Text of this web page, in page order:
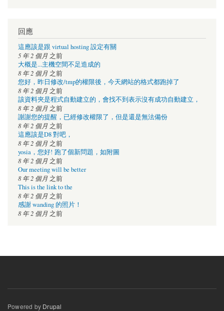
回應
這應該是跟 virtual hosting 設定有關
5 年 2 個月 之前
大概是...主機空間不足造成的
8 年 2 個月 之前
您好，昨日修改/tmp的權限後，今天網站的格式都跑掉了
8 年 2 個月 之前
該資料夾是程式自動建立的，會找不到表示沒有成功自動建立，
8 年 2 個月 之前
謝謝您的提醒，已經修改權限了，但是還是無法備份
8 年 2 個月 之前
這應該是D8 對吧，
8 年 2 個月 之前
yosia，您好! 跑了個新問題，如附圖
8 年 2 個月 之前
Our meeting will be better
8 年 2 個月 之前
This is the link to the
8 年 2 個月 之前
感謝 wanding 的照片！
8 年 2 個月 之前
Powered by Drupal